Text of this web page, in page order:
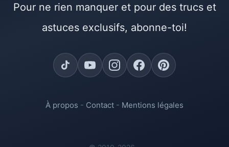
Pour ne rien manquer et pour des trucs et
astuces exclusifs, abonne-toi!
À propos - Contact - Mentions légales